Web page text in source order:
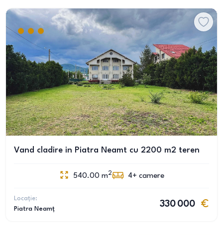
Vand cladire in Piatra Neamt cu 2200 m2 teren
540.00 m2 4+ camere
Locație:
Piatra Neamț
330 000